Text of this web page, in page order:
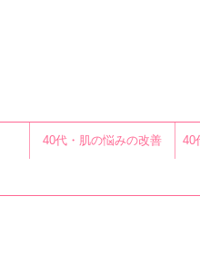
40代・肌の悩みの改善 40